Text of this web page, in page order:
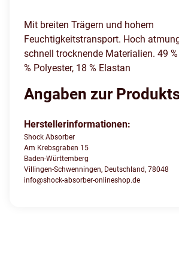
Mit breiten Trägern und hohem
Feuchtigkeitstransport. Hoch
schnell trocknende Materialien. 49
% Polyester, 18 % Elastan
Angaben zur
Herstellerinformationen:
Shock Absorber
Am Krebsgraben 15
Baden-Württemberg
Villingen-Schwenningen, Deutschland, 78048
info@shock-absorber-onlineshop.de